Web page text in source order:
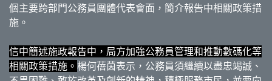
個主要跨部門公務員團體代表會面，簡介報告中相關政策措
施。
信中簡述施政報告中，局方加強公務員管理和推動數碼化等
相關政策措施。 楊何蓓茵表示，公務員須繼續以盡忠竭誠、